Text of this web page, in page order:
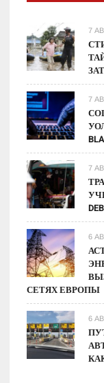
7
7
7
6
СЕТЯХ ЕВРОПЫ
6